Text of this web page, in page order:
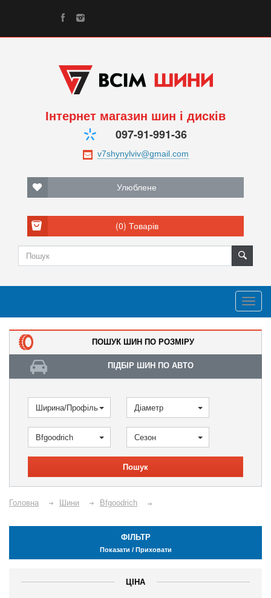
Інтернет магазин шин і дисків
097-91-991-36
Улюблене
(0) Товарів
ПОШУК ШИН ПО РОЗМІРУ
ПІДБІР ШИН ПО АВТО
Ширина/Профіль Діаметр
Bfgoodrich Сезон
Пошук
Головна Шини Bfgoodrich
ФІЛЬТР
Показати / Приховати
ЦІНА